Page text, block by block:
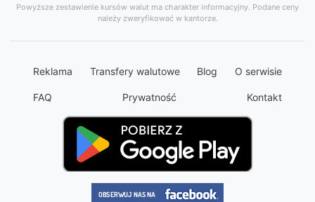
Powyższe zestawienie kursów walut ma charakter informacyjny. Podane ceny
należy zweryfikować w kantorze.
Reklama Transfery walutowe Blog O serwisie
FAQ Prywatność Kontakt